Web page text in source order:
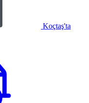
Koçtaş'ta